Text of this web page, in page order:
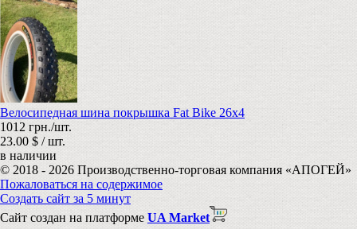
Велосипедная шина покрышка Fat Bike 26х4
1012 грн./шт.
23.00 $ / шт.
в наличии
© 2018 - 2026 Производственно-торговая компания «АПОГЕЙ»
Пожаловаться на содержимое
Создать сайт за 5 минут
Сайт создан на платформе UA Market